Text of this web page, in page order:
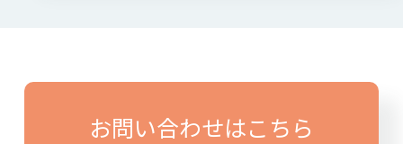
お問い合わせはこちら